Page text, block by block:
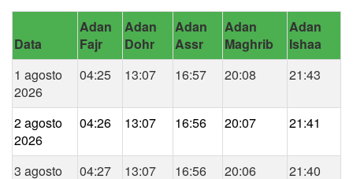
Data
Adan
Fajr
Adan
Dohr
Adan
Assr
Adan
Maghrib
Adan
Ishaa
1 agosto
2026
04:25 13:07 16:57 20:08 21:43
2 agosto
2026
04:26 13:07 16:56 20:07 21:41
3 agosto 04:27 13:07 16:56 20:06 21:40